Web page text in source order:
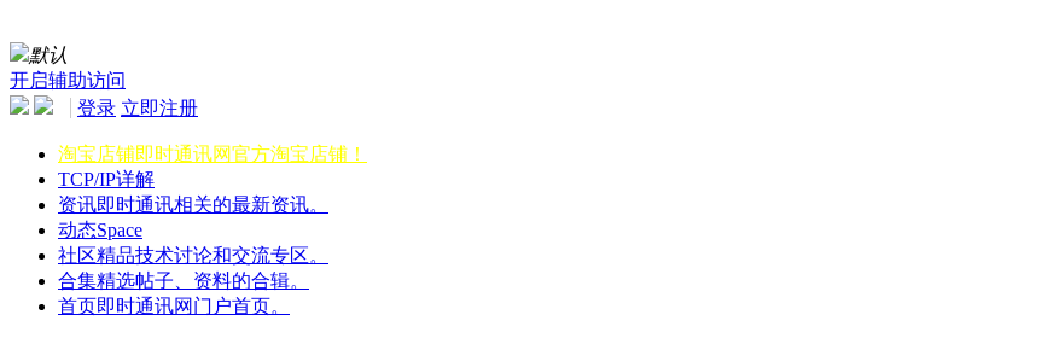
默认
开启辅助访问
登录 立即注册
淘宝店铺即时通讯网官方淘宝店铺！
TCP/IP详解
资讯即时通讯相关的最新资讯。
动态Space
社区精品技术讨论和交流专区。
合集精选帖子、资料的合辑。
首页即时通讯网门户首页。